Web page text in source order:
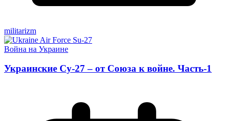
militarizm
Война на Украине
Украинские Су-27 – от Союза к войне. Часть-1